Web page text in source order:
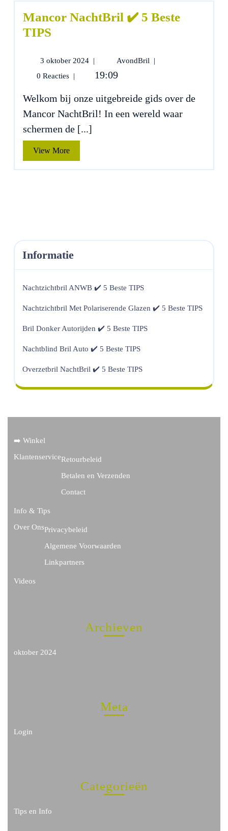
Mancor NachtBril ✔️ 5 Beste
TIPS
3 oktober 2024 3
2024
| AvondBril
Mancor
Beste
TIPS
|
0 Reacties | 19:09
Welkom bij onze uitgebreide gids over de
Mancor NachtBril! In een wereld waar
schermen de [...]
View MoreView
More
Informatie
Nachtzichtbril ANWB ✔️ 5 Beste TIPS
Nachtzichtbril Met Polariserende Glazen ✔️ 5 Beste TIPS
Bril Donker Autorijden ✔️ 5 Beste TIPS
Nachtblind Bril Auto ✔️ 5 Beste TIPS
Overzetbril NachtBril ✔️ 5 Beste TIPS
➡️ Winkel
KlantenserviceRetourbeleid
Betalen en Verzenden
Contact
Info & Tips
Over OnsPrivacybeleid
Algemene Voorwaarden
Linkpartners
Videos
Archieven
oktober 2024
Meta
Login
Categorieën
Tips en Info